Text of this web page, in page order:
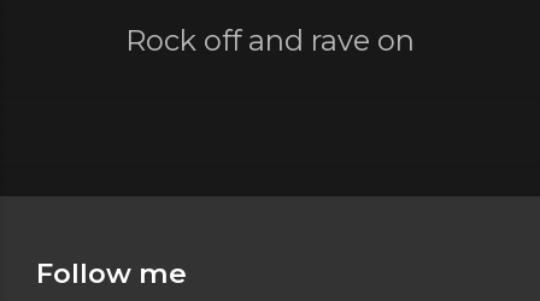
Rock off and rave on
Follow me